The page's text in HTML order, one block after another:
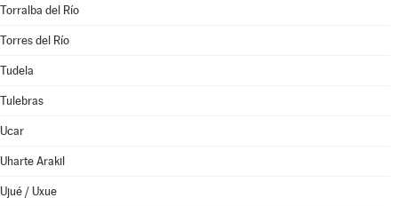
Torralba del Río
Torres del Río
Tudela
Tulebras
Ucar
Uharte Arakil
Ujué / Uxue